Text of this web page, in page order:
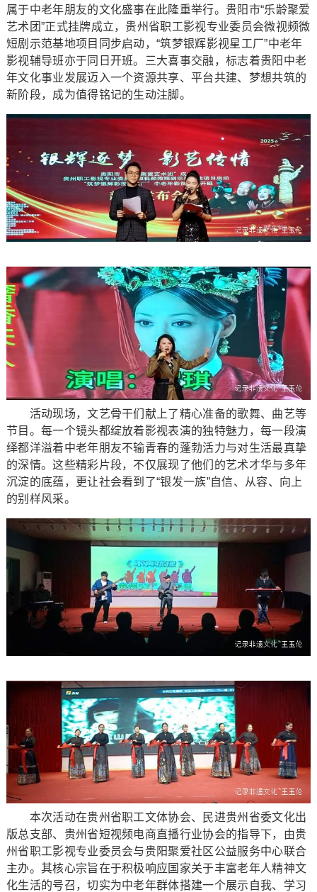
属于中老年朋友的文化盛事在此隆重举行。贵阳市“乐龄聚爱
艺术团”正式挂牌成立，贵州省职工影视专业委员会微视频微
短剧示范基地项目同步启动，“筑梦银辉影视星工厂”中老年
影视辅导班亦于同日开班。三大喜事交融，标志着贵阳中老
年文化事业发展迈入一个资源共享、平台共建、梦想共筑的
新阶段，成为值得铭记的生动注脚。
活动现场，文艺骨干们献上了精心准备的歌舞、曲艺等
节目。每一个镜头都绽放着影视表演的独特魅力，每一段演
绎都洋溢着中老年朋友不输青春的蓬勃活力与对生活最真挚
的深情。这些精彩片段，不仅展现了他们的艺术才华与多年
沉淀的底蕴，更让社会看到了“银发一族”自信、从容、向上
的别样风采。
本次活动在贵州省职工文体协会、民进贵州省委文化出
版总支部、贵州省短视频电商直播行业协会的指导下，由贵
州省职工影视专业委员会与贵阳聚爱社区公益服务中心联合
主办。其核心宗旨在于积极响应国家关于丰富老年人精神文
化生活的号召，切实为中老年群体搭建一个展示自我、学习